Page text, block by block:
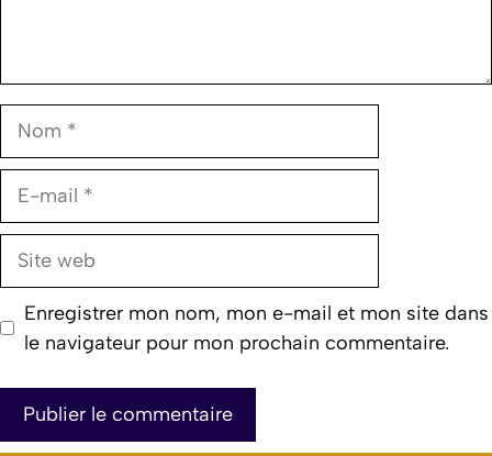
Nom
E-
Site
Enregistrer mon nom, mon e-mail et mon site dans
le navigateur pour mon prochain commentaire.